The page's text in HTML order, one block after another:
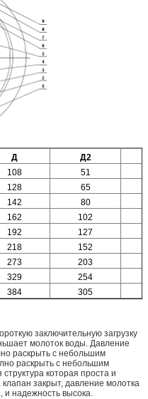
Д
Д2
108
51
128
65
142
80
162
102
192
127
218
152
273
203
329
254
384 305
заключительную загрузку
молоток воды. Давление
раскрыть с небольшим
раскрыть с небольшим
которая проста и
закрыт, давление молотка
надежность высока.